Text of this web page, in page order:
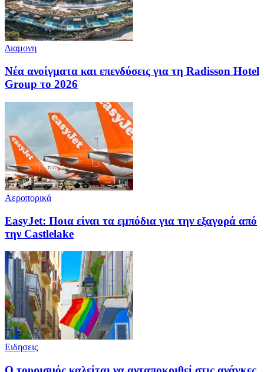
Διαμονη
Νέα ανοίγματα και επενδύσεις για τη Radisson Hotel
Group το 2026
Αεροπορικά
EasyJet: Ποια είναι τα εμπόδια για την εξαγορά από
την Castlelake
Ειδησεις